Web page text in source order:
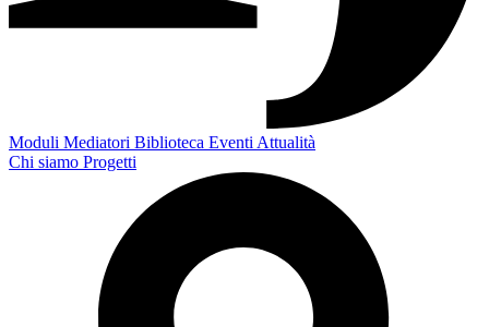
Moduli Mediatori Biblioteca Eventi Attualità
Chi siamo Progetti